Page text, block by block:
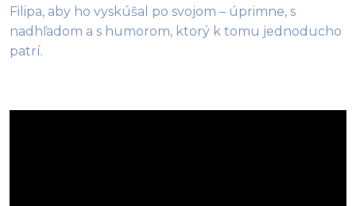
Filipa, aby ho vyskúšal po svojom – úprimne, s
nadhľadom a s humorom, ktorý k tomu jednoducho
patrí.